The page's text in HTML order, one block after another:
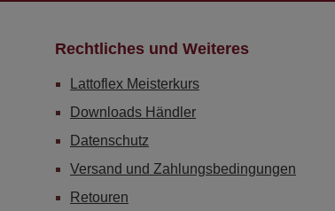
Rechtliches und Weiteres
Lattoflex Meisterkurs
Downloads Händler
Datenschutz
Versand und Zahlungsbedingungen
Retouren